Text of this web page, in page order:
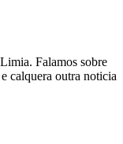
Falamos sobre
calquera outra noticia